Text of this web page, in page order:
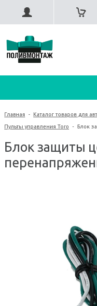
Главная - Каталог товаров для
Пульты управления Toro - Блок
Блок защиты